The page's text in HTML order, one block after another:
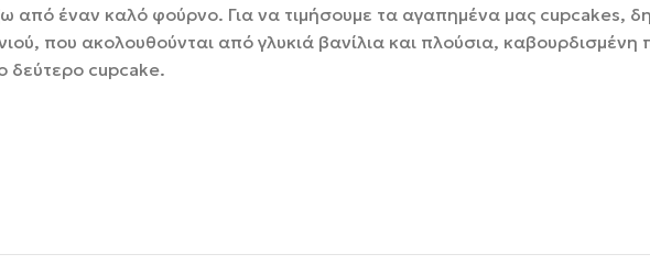
έναν καλό φούρνο. Για να τιμήσουμε τα αγαπημένα μας cupcakes,
που ακολουθούνται από γλυκιά βανίλια και πλούσια, καβουρδισμένη
δεύτερο cupcake.